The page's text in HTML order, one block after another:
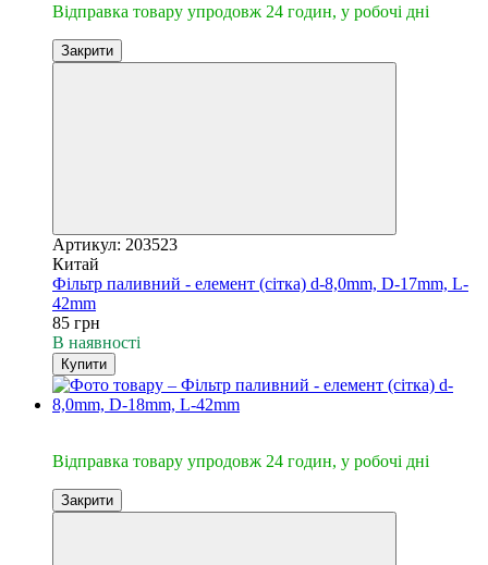
Відправка товару упродовж 24 годин, у робочі дні
Закрити
Артикул: 203523
Китай
Фільтр паливний - елемент (сітка) d-8,0mm, D-17mm, L-
42mm
85 грн
В наявності
Купити
Відправка товару упродовж 24 годин, у робочі дні
Закрити